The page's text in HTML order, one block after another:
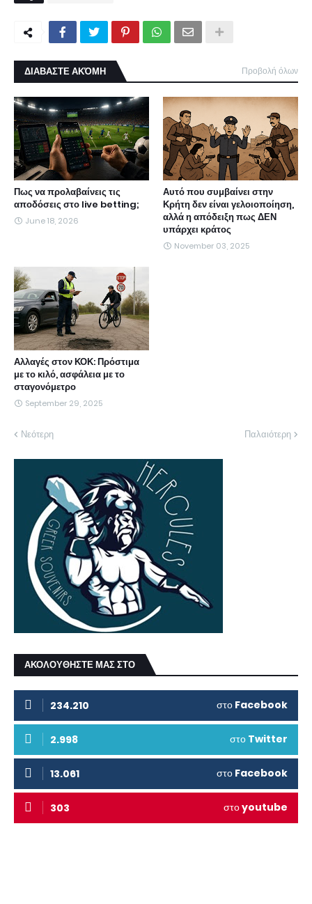
ΔΙΑΒΑΣΤΕ ΑΚΌΜΗ Προβολή όλων
Πως να προλαβαίνεις τις
αποδόσεις στο live betting;
June 18, 2026
Αυτό που συμβαίνει στην
Κρήτη δεν είναι γελοιοποίηση,
αλλά η απόδειξη πως ΔΕΝ
υπάρχει κράτος
November 03, 2025
Αλλαγές στον ΚΟΚ: Πρόστιμα
με το κιλό, ασφάλεια με το
σταγονόμετρο
September 29, 2025
Νεότερη Παλαιότερη
ΑΚΟΛΟΥΘΗΣΤΕ ΜΑΣ ΣΤΟ
234.210 στο Facebook
2.998 στο Twitter
13.061 στο Facebook
303 στοyoutube